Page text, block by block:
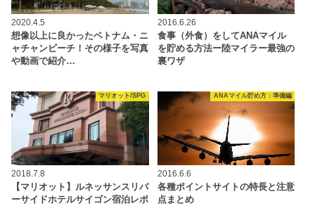
2020.4.5
想像以上に良かったベトナム・ニ
ャチャンビーチ！その様子を写真
や動画で紹介…
2016.6.26
食事（外食）をしてANAマイル
を貯める方法ー陸マイラー最強の
裏ワザ
マリオット/SPG
2018.7.8
【マリオット】ルネッサンスリバ
ーサイドホテルサイゴン宿泊レポ
ANAマイル貯め方：準備編
2016.6.6
各種ポイントサイトの特長と注意
点まとめ